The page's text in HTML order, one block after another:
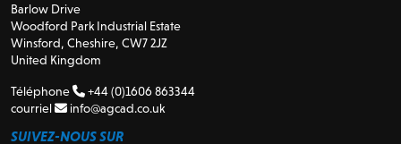
Barlow Drive
Woodford Park Industrial Estate
Winsford, Cheshire, CW7 2JZ
United Kingdom
Téléphone
+44 (0)1606 863344
courriel
info@agcad.co.uk
SUIVEZ-NOUS SUR